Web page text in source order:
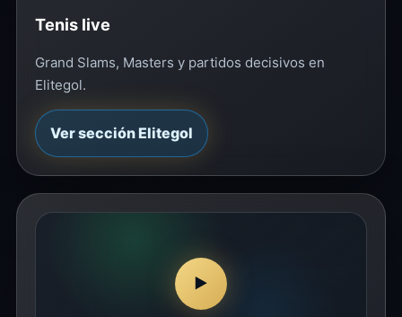
Tenis live
Grand Slams, Masters y partidos decisivos en
Elitegol.
Ver sección Elitegol
▶